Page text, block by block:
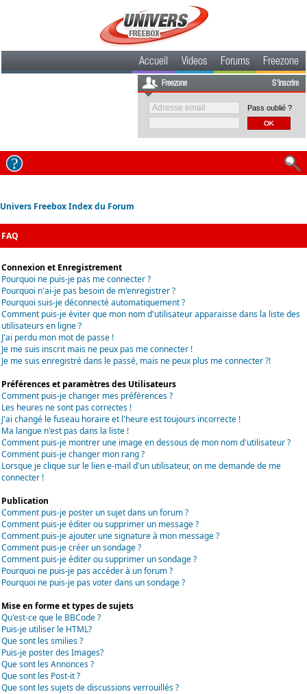
Accueil Videos Forums Freezone
Freezone S'inscrire
Pass oublié ?
Univers Freebox Index du Forum
FAQ
Connexion et Enregistrement
Pourquoi ne puis-je pas me connecter ?
Pourquoi n'ai-je pas besoin de m'enregistrer ?
Pourquoi suis-je déconnecté automatiquement ?
Comment puis-je éviter que mon nom d'utilisateur apparaisse dans la liste des
utilisateurs en ligne ?
J'ai perdu mon mot de passe !
Je me suis inscrit mais ne peux pas me connecter !
Je me suis enregistré dans le passé, mais ne peux plus me connecter ?!
Préférences et paramètres des Utilisateurs
Comment puis-je changer mes préférences ?
Les heures ne sont pas correctes !
J'ai changé le fuseau horaire et l'heure est toujours incorrecte !
Ma langue n'est pas dans la liste !
Comment puis-je montrer une image en dessous de mon nom d'utilisateur ?
Comment puis-je changer mon rang ?
Lorsque je clique sur le lien e-mail d'un utilisateur, on me demande de me
connecter !
Publication
Comment puis-je poster un sujet dans un forum ?
Comment puis-je éditer ou supprimer un message ?
Comment puis-je ajouter une signature à mon message ?
Comment puis-je créer un sondage ?
Comment puis-je éditer ou supprimer un sondage ?
Pourquoi ne puis-je pas accéder à un forum ?
Pourquoi ne puis-je pas voter dans un sondage ?
Mise en forme et types de sujets
Qu'est-ce que le BBCode ?
Puis-je utiliser le HTML?
Que sont les smilies ?
Puis-je poster des Images?
Que sont les Annonces ?
Que sont les Post-it ?
Que sont les sujets de discussions verrouillés ?